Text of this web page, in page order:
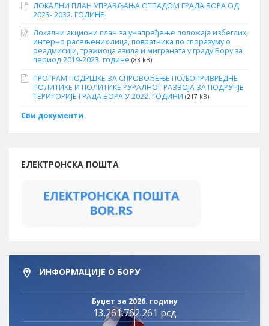
ЛОКАЛНИ ПЛАН УПРАВЉАЊА ОТПАДОМ ГРАДА БОРА ОД
2023- 2032. ГОДИНЕ
Локални акциони план за унапређење положаја избеглих,
интерно расељених лица, повратника по споразуму о
реадмисији, тражиоца азила и миграната у граду Бору за
период 2019-2023. године (83 kB)
ПРОГРАМ ПОДРШКЕ ЗА СПРОВОЂЕЊЕ ПОЉОПРИВРЕДНЕ
ПОЛИТИКЕ И ПОЛИТИКЕ РУРАЛНОГ РАЗВОЈА ЗА ПОДРУЧЈЕ
ТЕРИТОРИЈЕ ГРАДА БОРА У 2022. ГОДИНИ (217 kB)
Сви документи
ЕЛЕКТРОНСКА ПОШТА
ИНФОРМАЦИЈЕ О БОРУ
Буџет за 2026. годину
13.261.762.261 рсд